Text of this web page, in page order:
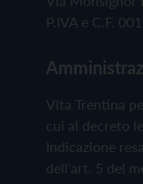
P.IVA e C.F.
Vita Trentina
cui al decreto
Indicazione
dell'art. 5 del